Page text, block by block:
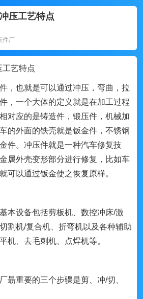
压工艺特点
件厂
工艺特点
，也就是可以通过冲压，弯曲，拉
，一个大体的定义就是在加工过程
对应的是铸造件，锻压件，机械加
的外面的铁壳就是钣金件，不锈钢
件。冲压件就是一种汽车修复技
属外壳变形部分进行修复，比如车
可以通过钣金使之恢复原样。
本设备包括剪板机、数控冲床/激
割机/复合机、折弯机以及各种辅助
机、去毛刺机、点焊机等。
重要的三个步骤是剪、冲/切、